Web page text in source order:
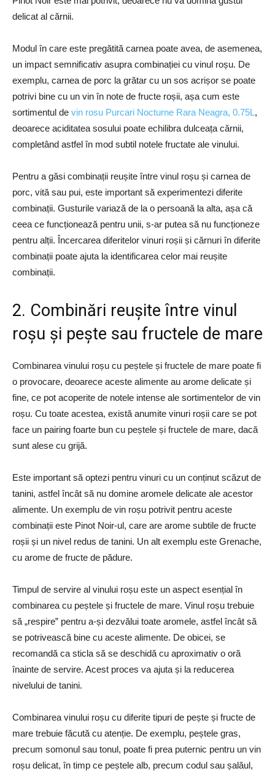
delicat al cărnii.
Modul în care este pregătită carnea poate avea, de asemenea,
un impact semnificativ asupra combinației cu vinul roșu. De
exemplu, carnea de porc la grătar cu un sos acrișor se poate
potrivi bine cu un vin în note de fructe roșii, așa cum este
sortimentul de vin rosu Purcari Nocturne Rara Neagra, 0.75L,
deoarece aciditatea sosului poate echilibra dulceața cărnii,
completând astfel în mod subtil notele fructate ale vinului.
Pentru a găsi combinații reușite între vinul roșu și carnea de
porc, vită sau pui, este important să experimentezi diferite
combinații. Gusturile variază de la o persoană la alta, așa că
ceea ce funcționează pentru unii, s-ar putea să nu funcționeze
pentru alții. Încercarea diferitelor vinuri roșii și cărnuri în diferite
combinații poate ajuta la identificarea celor mai reușite
combinații.
2. Combinări reușite între vinul
roșu și pește sau fructele de mare
Combinarea vinului roșu cu peștele și fructele de mare poate fi
o provocare, deoarece aceste alimente au arome delicate și
fine, ce pot acoperite de notele intense ale sortimentelor de vin
roșu. Cu toate acestea, există anumite vinuri roșii care se pot
face un pairing foarte bun cu peștele și fructele de mare, dacă
sunt alese cu grijă.
Este important să optezi pentru vinuri cu un conținut scăzut de
tanini, astfel încât să nu domine aromele delicate ale acestor
alimente. Un exemplu de vin roșu potrivit pentru aceste
combinații este Pinot Noir-ul, care are arome subtile de fructe
roșii și un nivel redus de tanini. Un alt exemplu este Grenache,
cu arome de fructe de pădure.
Timpul de servire al vinului roșu este un aspect esențial în
combinarea cu peștele și fructele de mare. Vinul roșu trebuie
să „respire” pentru a-și dezvălui toate aromele, astfel încât să
se potrivească bine cu aceste alimente. De obicei, se
recomandă ca sticla să se deschidă cu aproximativ o oră
înainte de servire. Acest proces va ajuta și la reducerea
nivelului de tanini.
Combinarea vinului roșu cu diferite tipuri de pește și fructe de
mare trebuie făcută cu atenție. De exemplu, peștele gras,
precum somonul sau tonul, poate fi prea puternic pentru un vin
roșu delicat, în timp ce peștele alb, precum codul sau șalăul,